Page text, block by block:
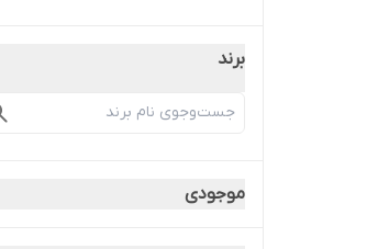
برند
موجودی